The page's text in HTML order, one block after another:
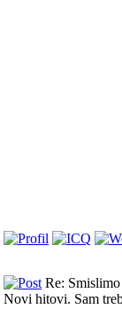
Re:
Novi hitovi. Sam